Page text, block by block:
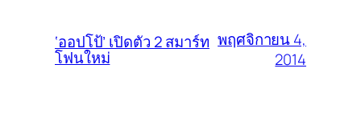
‘ออปโป้’ เปิดตัว 2 สมาร์ท
โฟนใหม่
พฤศจิกายน 4,
2014